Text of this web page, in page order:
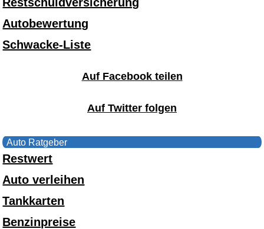
Autobewertung
Schwacke-Liste
Auf Facebook teilen
Auf Twitter folgen
Auto Ratgeber
Restwert
Auto verleihen
Tankkarten
Benzinpreise